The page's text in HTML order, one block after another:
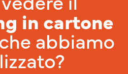
in cartone
abbiamo